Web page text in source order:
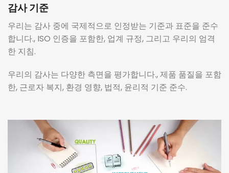
감사 기준
우리는 감사 중에 국제적으로 인정받는 기준과 표준을 준수
합니다., ISO 인증을 포함한, 업계 규정, 그리고 우리의 엄격
한 지침.
우리의 감사는 다양한 측면을 평가합니다., 제품 품질을 포함
한, 근로자 복지, 환경 영향, 법적, 윤리적 기준 준수.